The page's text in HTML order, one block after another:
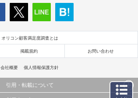
オリコン顧客満足度調査とは
掲載規約 お問い合わせ
会社概要 個人情報保護方針
引用・転載について